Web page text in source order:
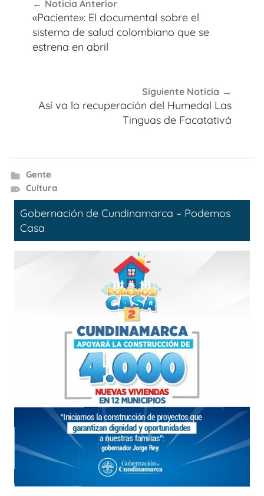
de
entradas
Noticia Anterior
«Paciente»: El documental sobre el
sistema de salud colombiano que se
estrena en abril
Siguiente Noticia
Así va la recuperación del Humedal Las
Tinguas de Facatativá
Gente
Cultura
Gobernación de Cundinamarca – Podemos
Casa